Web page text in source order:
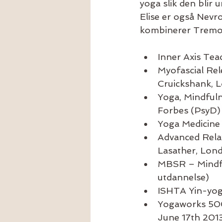
yoga slik den blir
Elise er også
kombinerer
Inner Axis
Myofascial
Cruickshank,
Yoga,
Forbes
Yoga
Advanced
Lasather,
MBSR –
utdannelse)
ISHTA Yin-
Yogaworks
June 17th